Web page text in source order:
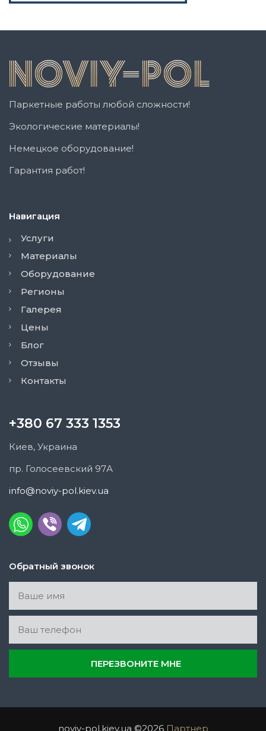
Паркетные работы любой сложности!
Экологические материалы!
Немецкое оборудование!
Гарантия работ!
Навигация
Услуги
Материалы
Оборудование
Регионы
Галерея
Цены
Блог
Отзывы
Контакты
+380 67 333 1353
Киев, Украина
пр. Голосеевский 97А
info@noviy-pol.kiev.ua
Обратный звонок
noviy-pol.kiev.ua ©2026 Партнер